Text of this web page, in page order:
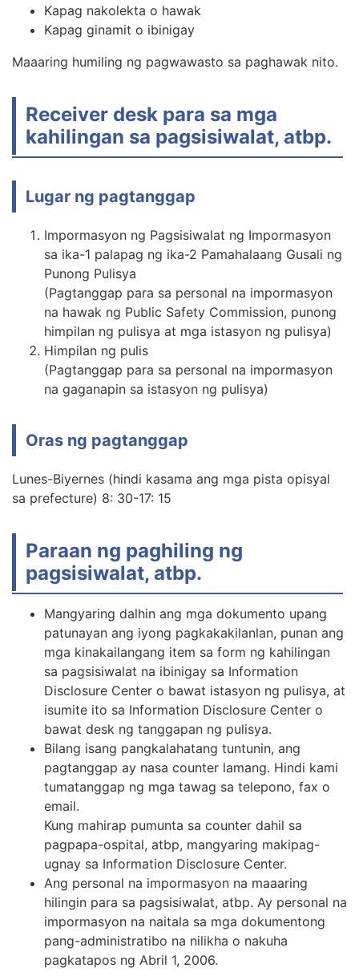
Kapag nakolekta o hawak
Kapag ginamit o ibinigay
Maaaring humiling ng pagwawasto sa paghawak nito.
Receiver desk para sa mga
kahilingan sa pagsisiwalat, atbp.
Lugar ng pagtanggap
Impormasyon ng Pagsisiwalat ng Impormasyon
sa ika-1 palapag ng ika-2 Pamahalaang Gusali ng
Punong Pulisya
(Pagtanggap para sa personal na impormasyon
na hawak ng Public Safety Commission, punong
himpilan ng pulisya at mga istasyon ng pulisya)
Himpilan ng pulis
(Pagtanggap para sa personal na impormasyon
na gaganapin sa istasyon ng pulisya)
Oras ng pagtanggap
Lunes-Biyernes (hindi kasama ang mga pista opisyal
sa prefecture) 8: 30-17: 15
Paraan ng paghiling ng
pagsisiwalat, atbp.
Mangyaring dalhin ang mga dokumento upang
patunayan ang iyong pagkakakilanlan, punan ang
mga kinakailangang item sa form ng kahilingan
sa pagsisiwalat na ibinigay sa Information
Disclosure Center o bawat istasyon ng pulisya, at
isumite ito sa Information Disclosure Center o
bawat desk ng tanggapan ng pulisya.
Bilang isang pangkalahatang tuntunin, ang
pagtanggap ay nasa counter lamang. Hindi kami
tumatanggap ng mga tawag sa telepono, fax o
email.
Kung mahirap pumunta sa counter dahil sa
pagpapa-ospital, atbp, mangyaring makipag-
ugnay sa Information Disclosure Center.
Ang personal na impormasyon na maaaring
hilingin para sa pagsisiwalat, atbp. Ay personal na
impormasyon na naitala sa mga dokumentong
pang-administratibo na nilikha o nakuha
pagkatapos ng Abril 1, 2006.